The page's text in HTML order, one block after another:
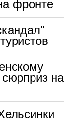
фронте
на